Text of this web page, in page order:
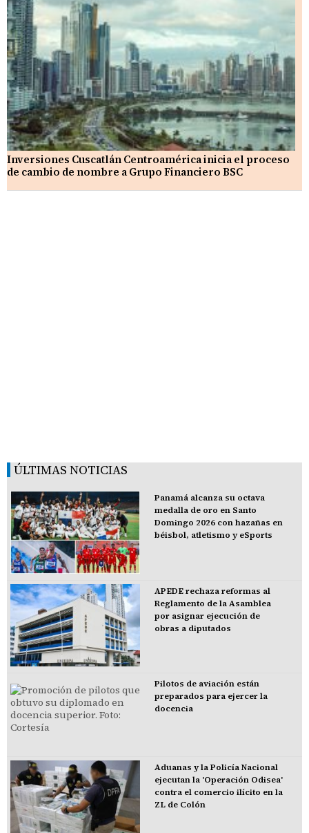
Inversiones Cuscatlán Centroamérica inicia el proceso
de cambio de nombre a Grupo Financiero BSC
ÚLTIMAS NOTICIAS
Panamá alcanza su octava
medalla de oro en Santo
Domingo 2026 con hazañas en
béisbol, atletismo y eSports
APEDE rechaza reformas al
Reglamento de la Asamblea
por asignar ejecución de
obras a diputados
Pilotos de aviación están
preparados para ejercer la
docencia
Aduanas y la Policía Nacional
ejecutan la 'Operación Odisea'
contra el comercio ilícito en la
ZL de Colón